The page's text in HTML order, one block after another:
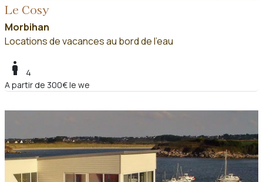
Le Cosy
Morbihan
Locations de vacances au bord de l'eau
boy
4
A partir de 300€ le we